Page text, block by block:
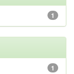
1
1